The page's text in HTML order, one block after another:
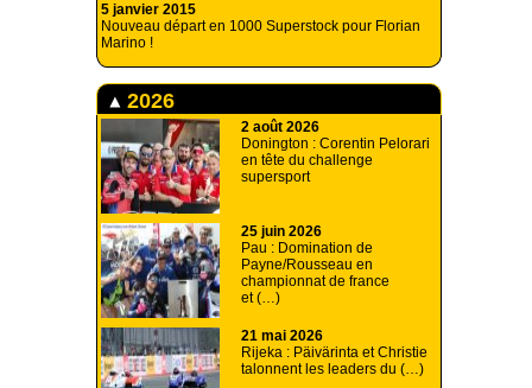
5 janvier 2015
Nouveau départ en 1000 Superstock pour Florian
Marino !
2026
2 août 2026
Donington : Corentin Pelorari
en tête du challenge
supersport
25 juin 2026
Pau : Domination de
Payne/Rousseau en
championnat de france
et (…)
21 mai 2026
Rijeka : Päivärinta et Christie
talonnent les leaders du (…)